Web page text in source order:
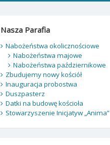
Nasza Parafia
Nabożeństwa okolicznościowe
Nabożeństwa majowe
Nabożeństwa październikowe
Zbudujemy nowy kościół
Inauguracja probostwa
Duszpasterz
Datki na budowę kościoła
Stowarzyszenie Inicjatyw „Anima”